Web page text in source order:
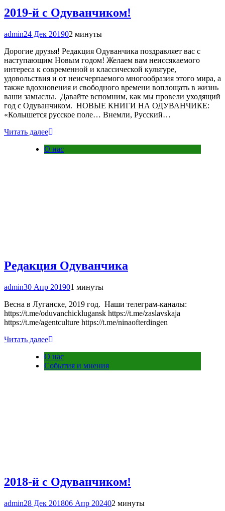
2019-й с Одуванчиком!
admin24 Дек 201902 минуты
Дорогие друзья! Редакция Одуванчика поздравляет вас с
наступающим Новым годом! Желаем вам неиссякаемого
интереса к современной и классической культуре,
удовольствия и от неисчерпаемого многообразия этого мира, а
также вдохновения и свободного времени воплощать в жизнь
ваши замыслы. Давайте вспомним, как мы провели уходящий
год с Одуванчиком. НОВЫЕ КНИГИ НА ОДУВАНЧИКЕ:
«Колышется русское поле… Внемли, Русский…
Читать далее
О нас
Редакция Одуванчика
admin30 Апр 201901 минуты
Весна в Луганске, 2019 год. Наши телеграм-каналы:
https://t.me/oduvanchicklugansk https://t.me/zaslavskaja
https://t.me/agentculture https://t.me/ninaofterdingen
Читать далее
О нас
События и мнения
2018-й с Одуванчиком!
admin28 Дек 201806 Апр 202402 минуты